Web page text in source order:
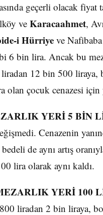
geçerli olacak fiyat
veKaracaahmet,
i Hürriye ve
6 bin lira. Ancak bu
12 bin 500 liraya,
olan çocuk cenazesi
YERİ 5 BİN
Cenazenin
de aynı artış
lira olarak aynı kaldı.
YERİ 100
liradan 2 bin liraya,